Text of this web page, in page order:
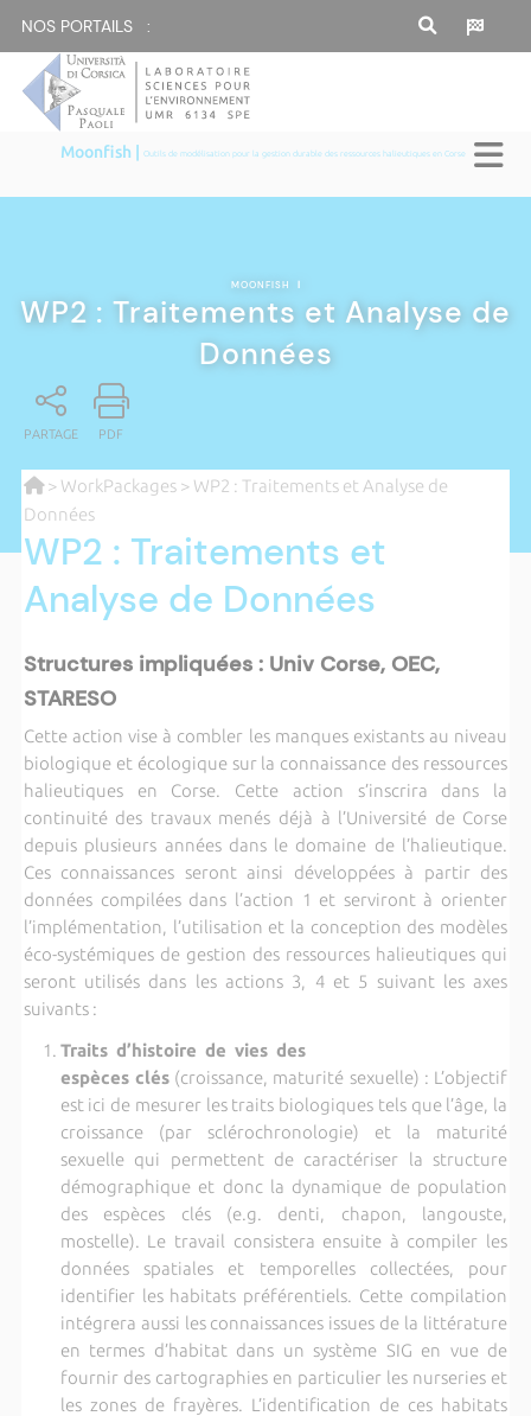
NOS PORTAILS :
Moonfish |Outils de modélisation pour la gestion durable des ressources halieutiques en Corse
MOONFISH |
WP2 : Traitements et Analyse de
Données
PARTAGE PDF
> WorkPackages> WP2 : Traitements et Analyse de
Données
WP2 : Traitements et
Analyse de Données
Structures impliquées : Univ Corse, OEC,
STARESO
Cette action vise à combler les manques existants au niveau
biologique et écologique sur la connaissance des ressources
halieutiques en Corse. Cette action s’inscrira dans la
continuité des travaux menés déjà à l’Université de Corse
depuis plusieurs années dans le domaine de l’halieutique.
Ces connaissances seront ainsi développées à partir des
données compilées dans l’action 1 et serviront à orienter
l’implémentation, l’utilisation et la conception des modèles
éco-systémiques de gestion des ressources halieutiques qui
seront utilisés dans les actions 3, 4 et 5 suivant les axes
suivants :
Traits d’histoire de vies des
espèces clés(croissance, maturité sexuelle) : L’objectif
est ici de mesurer les traits biologiques tels que l’âge, la
croissance (par sclérochronologie) et la maturité
sexuelle qui permettent de caractériser la structure
démographique et donc la dynamique de population
des espèces clés (e.g. denti, chapon, langouste,
mostelle). Le travail consistera ensuite à compiler les
données spatiales et temporelles collectées, pour
identifier les habitats préférentiels. Cette compilation
intégrera aussi les connaissances issues de la littérature
en termes d’habitat dans un système SIG en vue de
fournir des cartographies en particulier les nurseries et
les zones de frayères. L’identification de ces habitats